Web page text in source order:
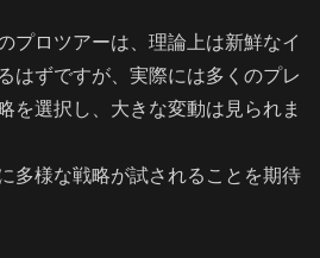
プロツアーは、理論上は新鮮なイ
はずですが、実際には多くのプレ
を選択し、大きな変動は見られま
多様な戦略が試されることを期待